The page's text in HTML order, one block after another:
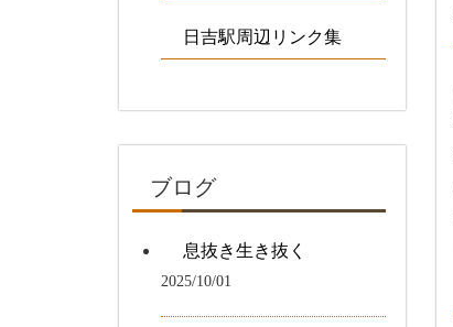
日吉駅周辺リンク集
ブログ
息抜き生き抜く
2025/10/01